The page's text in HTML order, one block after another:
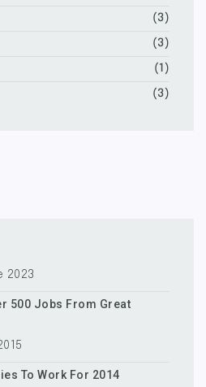
(3)
(3)
(1)
(3)
2023
500 Jobs From Great
To Work For 2014